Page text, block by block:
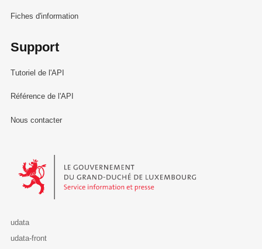
Fiches d'information
Support
Tutoriel de l'API
Référence de l'API
Nous contacter
Le Gouvernement du Grand-Duché de Luxembourg - Service
udata
udata-front